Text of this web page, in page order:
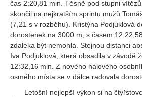
čas 2:20,81 min. Těsně pod stupni
skončil na nejkratším sprintu mužů
(7,21 s v rozběhu). Kristýna Podjuklová
dorostenek na 3000 m, s časem
zdaleka být nemohla. Stejnou distanci
Iva Podjuklová, která obsadila v závodě
12:32,16 min. Z nového halového
osmého místa se v dálce radovala
Letošní nejlepší výkon si na